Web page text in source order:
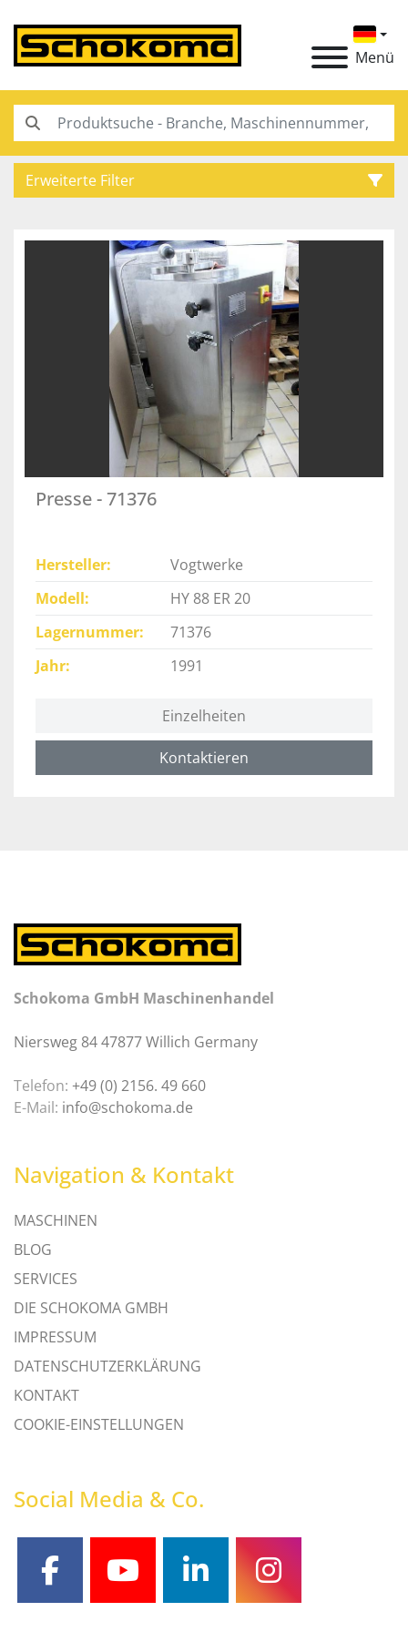
Menü
Erweiterte Filter
Presse - 71376
Hersteller
Vogtwerke
Modell
HY 88 ER 20
Lagernummer
71376
Jahr
1991
Einzelheiten
Kontaktieren
Schokoma GmbH Maschinenhandel
Niersweg 84 47877 Willich Germany
Telefon: +49 (0) 2156. 49 660
E-Mail: info@schokoma.de
Navigation & Kontakt
MASCHINEN
BLOG
SERVICES
DIE SCHOKOMA GMBH
IMPRESSUM
DATENSCHUTZERKLÄRUNG
KONTAKT
COOKIE-EINSTELLUNGEN
Social Media & Co.
facebookyoutubelinkedininstagram